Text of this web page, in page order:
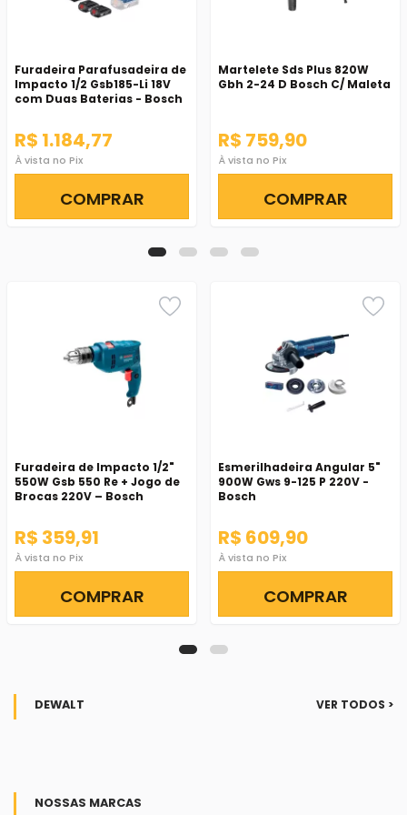
Furadeira Parafusadeira de
Impacto 1/2 Gsb185-Li 18V
com Duas Baterias - Bosch
R$ 1.184,77
À vista no Pix
COMPRAR
Martelete Sds Plus 820W
Gbh 2-24 D Bosch C/ Maleta
R$ 759,90
À vista no Pix
COMPRAR
Furadeira de Impacto 1/2"
550W Gsb 550 Re + Jogo de
Brocas 220V – Bosch
R$ 359,91
À vista no Pix
COMPRAR
Esmerilhadeira Angular 5"
900W Gws 9-125 P 220V -
Bosch
R$ 609,90
À vista no Pix
COMPRAR
DEWALT VER TODOS >
NOSSAS MARCAS